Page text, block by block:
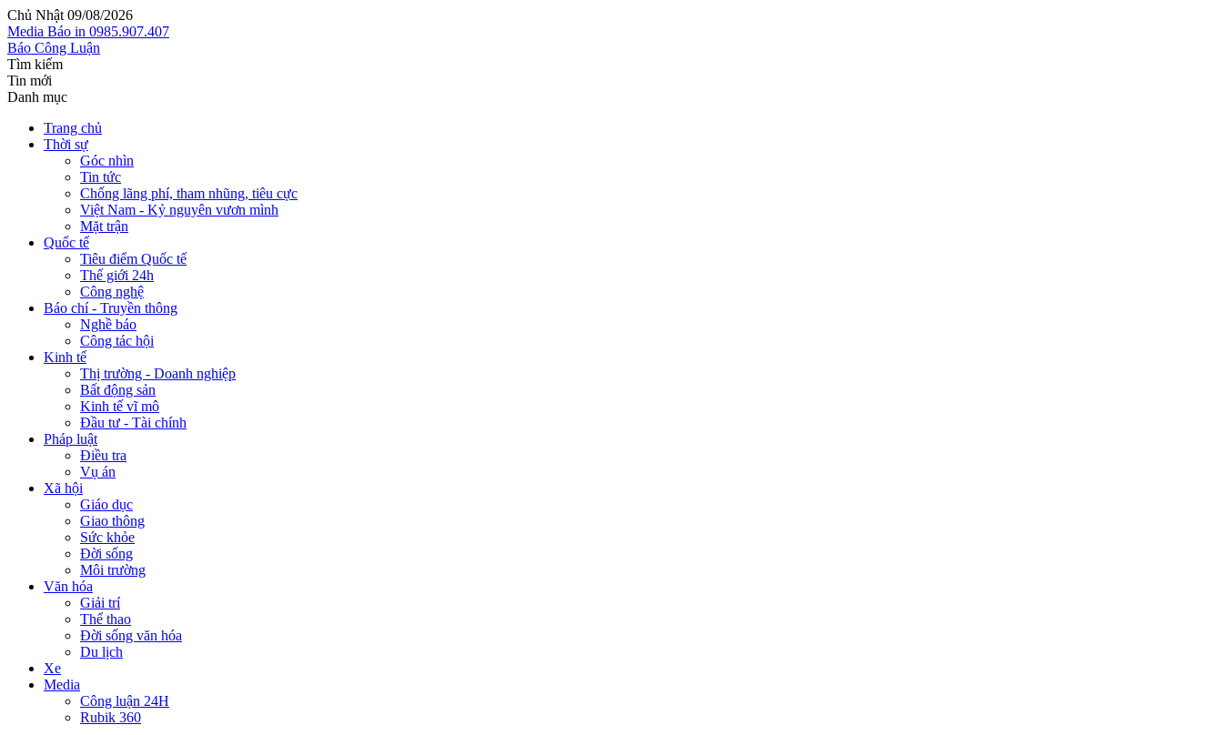
Chủ Nhật 09/08/2026
Media Báo in 0985.907.407
Báo Công Luận
Tìm kiếm
Tin mới
Danh mục
Trang chủ
Thời sự
Góc nhìn
Tin tức
Chống lãng phí, tham nhũng, tiêu cực
Việt Nam - Kỷ nguyên vươn mình
Mặt trận
Quốc tế
Tiêu điểm Quốc tế
Thế giới 24h
Công nghệ
Báo chí - Truyền thông
Nghề báo
Công tác hội
Kinh tế
Thị trường - Doanh nghiệp
Bất động sản
Kinh tế vĩ mô
Đầu tư - Tài chính
Pháp luật
Điều tra
Vụ án
Xã hội
Giáo dục
Giao thông
Sức khỏe
Đời sống
Môi trường
Văn hóa
Giải trí
Thể thao
Đời sống văn hóa
Du lịch
Xe
Media
Công luận 24H
Rubik 360